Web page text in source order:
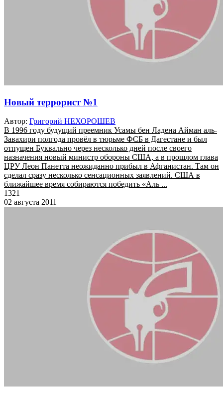
Новый террорист №1
Автор: Григорий НЕХОРОШЕВ
В 1996 году будущий преемник Усамы бен Ладена Айман аль-
Завахири полгода провёл в тюрьме ФСБ в Дагестане и был
отпущен Буквально через несколько дней после своего
назначения новый министр обороны США, а в прошлом глава
ЦРУ Леон Панетта неожиданно прибыл в Афганистан. Там он
сделал сразу несколько сенсационных заявлений. США в
ближайшее время собираются победить «Аль ...
1321
02 августа 2011